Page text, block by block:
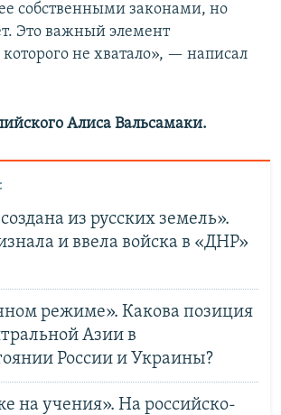
ее собственными законами, но
Это важный элемент
которого не хватало», — написал
Алиса Вальсамаки.
из русских земель».
и ввела войска в «ДНР»
режиме». Какова позиция
Азии в
России и Украины?
на учения». На российско-